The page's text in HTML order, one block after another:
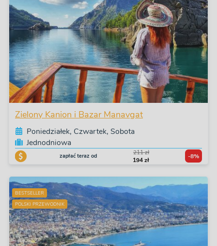
Zielony Kanion i Bazar Manavgat
Poniedziałek, Czwartek, Sobota
Jednodniowa
zapłać teraz od
211 zł
194 zł
-8%
BESTSELLER
POLSKI PRZEWODNIK